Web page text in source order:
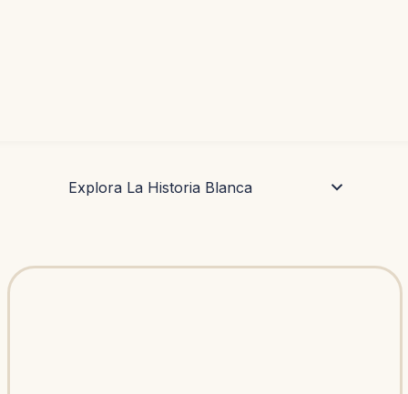
Explora La Historia Blanca